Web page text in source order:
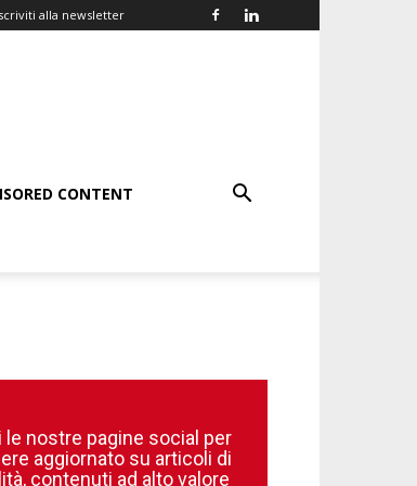
alla newsletter
CONTENT
le nostre pagine social per
aggiornato su articoli di
contenuti ad alto valore